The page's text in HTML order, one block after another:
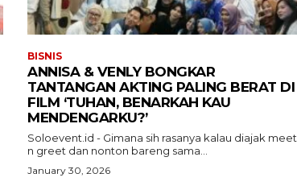
BISNIS
ANNISA & VENLY BONGKAR
TANTANGAN AKTING PALING BERAT DI
FILM ‘TUHAN, BENARKAH KAU
MENDENGARKU?’
Soloevent.id - Gimana sih rasanya kalau diajak meet
n greet dan nonton bareng sama...
January 30, 2026